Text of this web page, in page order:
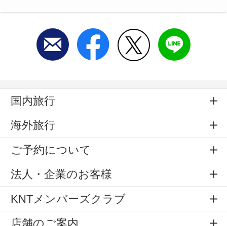
国内旅行
海外旅行
ご予約について
法人・企業のお客様
KNTメンバーズクラブ
店舗のご案内